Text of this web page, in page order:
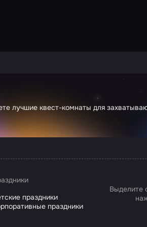
лучшие квест-комнаты для
праздники
праздники
Выделите